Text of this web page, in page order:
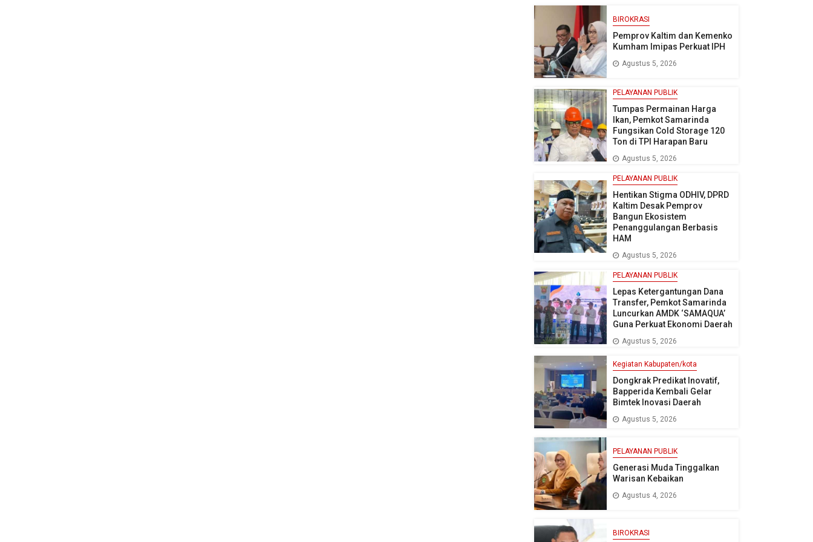
BIROKRASI
Pemprov Kaltim dan Kemenko
Kumham Imipas Perkuat IPH
Agustus 5, 2026
PELAYANAN PUBLIK
Tumpas Permainan Harga
Ikan, Pemkot Samarinda
Fungsikan Cold Storage 120
Ton di TPI Harapan Baru
Agustus 5, 2026
PELAYANAN PUBLIK
Hentikan Stigma ODHIV, DPRD
Kaltim Desak Pemprov
Bangun Ekosistem
Penanggulangan Berbasis
HAM
Agustus 5, 2026
PELAYANAN PUBLIK
Lepas Ketergantungan Dana
Transfer, Pemkot Samarinda
Luncurkan AMDK ‘SAMAQUA’
Guna Perkuat Ekonomi Daerah
Agustus 5, 2026
Kegiatan Kabupaten/kota
Dongkrak Predikat Inovatif,
Bapperida Kembali Gelar
Bimtek Inovasi Daerah
Agustus 5, 2026
PELAYANAN PUBLIK
Generasi Muda Tinggalkan
Warisan Kebaikan
Agustus 4, 2026
BIROKRASI